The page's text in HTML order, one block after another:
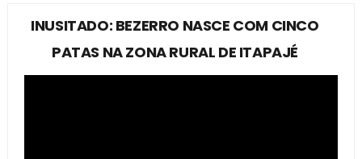
INUSITADO: BEZERRO NASCE COM CINCO
PATAS NA ZONA RURAL DE ITAPAJÉ